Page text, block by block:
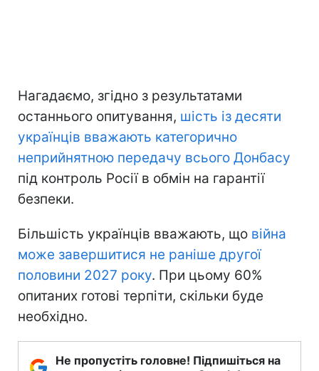
Нагадаємо, згідно з результатами
останнього опитування, шість із десяти
українців вважають категорично
неприйнятною передачу всього Донбасу
під контроль Росії в обмін на гарантії
безпеки.
Більшість українців вважають, що війна
може завершитися не раніше другої
половини 2027 року. При цьому 60%
опитаних готові терпіти, скільки буде
необхідно.
Не пропустіть головне! Підпишіться на